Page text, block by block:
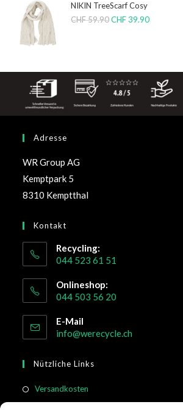
NIKIN TreeScarf Cosy
CHF59.90 CHF39.90
Adresse
WR Group AG
Kemptpark 5
8310 Kemptthal
Kontakt
Recycling:
044 523 61 51
Onlineshop:
044 503 56 20
E-Mail
info@werecycle.ch
Nützliche Links
Versandkosten